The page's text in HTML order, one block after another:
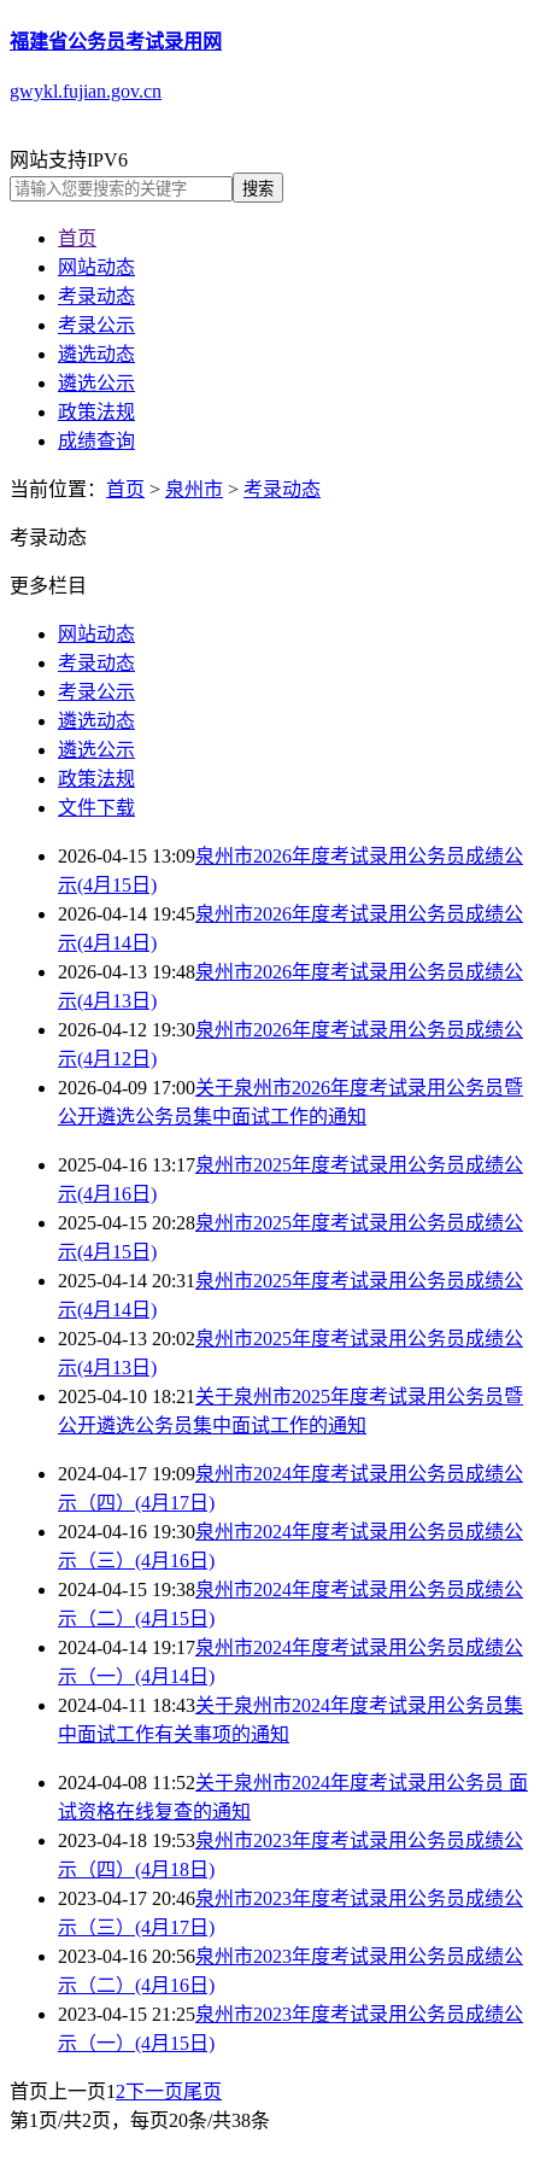
福建省公务员考试录用网
gwykl.fujian.gov.cn
网站支持IPV6
搜索
首页
网站动态
考录动态
考录公示
遴选动态
遴选公示
政策法规
成绩查询
当前位置： 首页 > 泉州市 > 考录动态
考录动态
更多栏目
网站动态
考录动态
考录公示
遴选动态
遴选公示
政策法规
文件下载
2026-04-15 13:09泉州市2026年度考试录用公务员成绩公
示(4月15日)
2026-04-14 19:45泉州市2026年度考试录用公务员成绩公
示(4月14日)
2026-04-13 19:48泉州市2026年度考试录用公务员成绩公
示(4月13日)
2026-04-12 19:30泉州市2026年度考试录用公务员成绩公
示(4月12日)
2026-04-09 17:00关于泉州市2026年度考试录用公务员暨
公开遴选公务员集中面试工作的通知
2025-04-16 13:17泉州市2025年度考试录用公务员成绩公
示(4月16日)
2025-04-15 20:28泉州市2025年度考试录用公务员成绩公
示(4月15日)
2025-04-14 20:31 泉州市2025年度考试录用公务员成绩公
示(4月14日)
2025-04-13 20:02泉州市2025年度考试录用公务员成绩公
示(4月13日)
2025-04-10 18:21 关于泉州市2025年度考试录用公务员暨
公开遴选公务员集中面试工作的通知
2024-04-17 19:09泉州市2024年度考试录用公务员成绩公
示（四）(4月17日)
2024-04-16 19:30泉州市2024年度考试录用公务员成绩公
示（三）(4月16日)
2024-04-15 19:38泉州市2024年度考试录用公务员成绩公
示（二）(4月15日)
2024-04-14 19:17泉州市2024年度考试录用公务员成绩公
示（一）(4月14日)
2024-04-11 18:43关于泉州市2024年度考试录用公务员集
中面试工作有关事项的通知
2024-04-08 11:52关于泉州市2024年度考试录用公务员 面
试资格在线复查的通知
2023-04-18 19:53泉州市2023年度考试录用公务员成绩公
示（四）(4月18日)
2023-04-17 20:46泉州市2023年度考试录用公务员成绩公
示（三）(4月17日)
2023-04-16 20:56泉州市2023年度考试录用公务员成绩公
示（二）(4月16日)
2023-04-15 21:25泉州市2023年度考试录用公务员成绩公
示（一）(4月15日)
首页 上一页1 2下一页尾页
第1页/共2页，每页20条/共38条